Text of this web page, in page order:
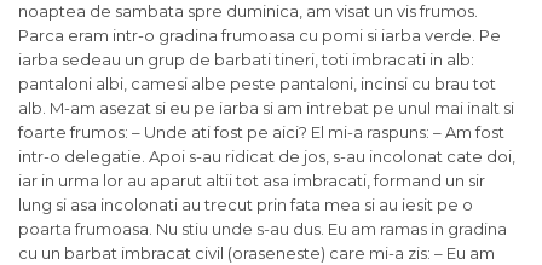
noaptea de sambata spre duminica, am visat un vis frumos.
Parca eram intr-o gradina frumoasa cu pomi si iarba verde. Pe
iarba sedeau un grup de barbati tineri, toti imbracati in alb:
pantaloni albi, camesi albe peste pantaloni, incinsi cu brau tot
alb. M-am asezat si eu pe iarba si am intrebat pe unul mai inalt si
foarte frumos: – Unde ati fost pe aici? El mi-a raspuns: – Am fost
intr-o delegatie. Apoi s-au ridicat de jos, s-au incolonat cate doi,
iar in urma lor au aparut altii tot asa imbracati, formand un sir
lung si asa incolonati au trecut prin fata mea si au iesit pe o
poarta frumoasa. Nu stiu unde s-au dus. Eu am ramas in gradina
cu un barbat imbracat civil (oraseneste) care mi-a zis: – Eu am